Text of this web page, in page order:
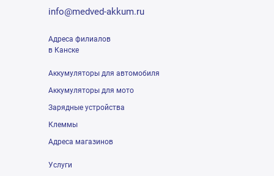
info@medved-akkum.ru
Адреса филиалов
в Канске
Аккумуляторы для автомобиля
Аккумуляторы для мото
Зарядные устройства
Клеммы
Адреса магазинов
Услуги